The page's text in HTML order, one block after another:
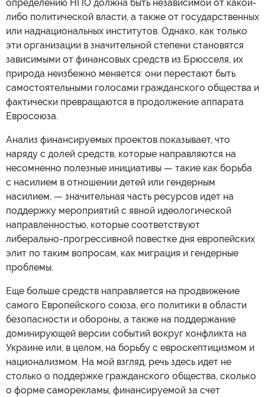
определению НПО должна быть независимой от какой-
либо политической власти, а также от государственных
или наднациональных институтов. Однако, как только
эти организации в значительной степени становятся
зависимыми от финансовых средств из Брюсселя, их
природа неизбежно меняется: они перестают быть
самостоятельными голосами гражданского общества и
фактически превращаются в продолжение аппарата
Евросоюза.
Анализ финансируемых проектов показывает, что
наряду с долей средств, которые направляются на
несомненно полезные инициативы — такие как борьба
с насилием в отношении детей или гендерным
насилием, — значительная часть ресурсов идет на
поддержку мероприятий с явной идеологической
направленностью, которые соответствуют
либерально-прогрессивной повестке дня европейских
элит по таким вопросам, как миграция и гендерные
проблемы.
Еще больше средств направляется на продвижение
самого Европейского союза, его политики в области
безопасности и обороны, а также на поддержание
доминирующей версии событий вокруг конфликта на
Украине или, в целом, на борьбу с евроскептицизмом и
национализмом. На мой взгляд, речь здесь идет не
столько о поддержке гражданского общества, сколько
о форме саморекламы, финансируемой за счет